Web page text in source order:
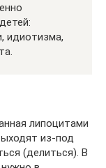
идиотизма,
липоцитами
из-под
(делиться). В